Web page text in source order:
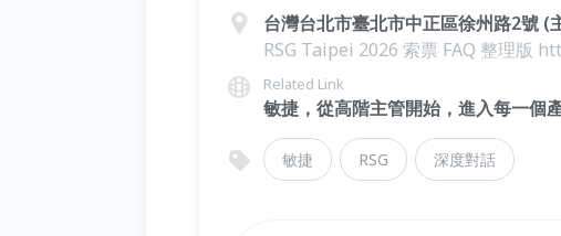
台灣台北市臺北市中正區徐州路2號 (
RSG Taipei 2026 索票 FAQ 整理版
Related Link
敏捷，從高階主管開始，進入每一個產
敏捷 RSG 深度對話